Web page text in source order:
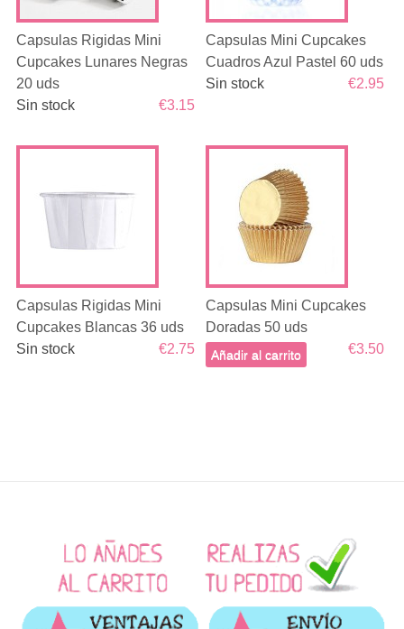
Capsulas Rigidas Mini
Cupcakes Lunares Negras
20 uds
€3.15
Sin stock
Capsulas Mini Cupcakes
Cuadros Azul Pastel 60 uds
€2.95
Sin stock
Capsulas Rigidas Mini
Cupcakes Blancas 36 uds
€2.75
Sin stock
Capsulas Mini Cupcakes
Doradas 50 uds
€3.50
Añadir al carrito